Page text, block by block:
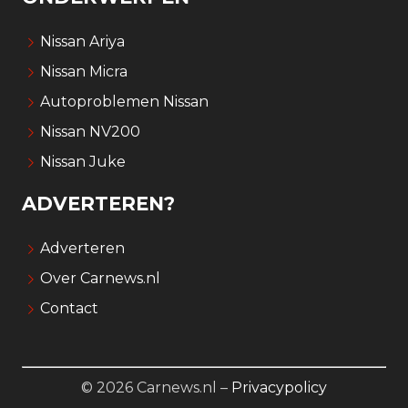
Nissan Ariya
Nissan Micra
Autoproblemen Nissan
Nissan NV200
Nissan Juke
ADVERTEREN?
Adverteren
Over Carnews.nl
Contact
© 2026 Carnews.nl – Privacypolicy